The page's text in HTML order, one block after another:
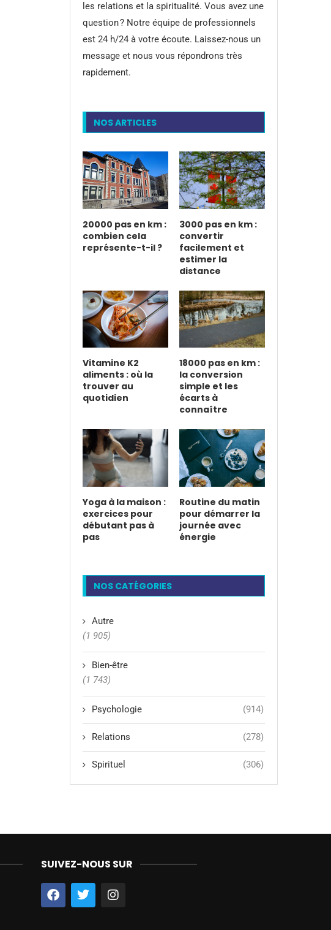
les relations et la spiritualité. Vous avez une
question ? Notre équipe de professionnels
est 24 h/24 à votre écoute. Laissez-nous un
message et nous vous répondrons très
rapidement.
NOS ARTICLES
20000 pas en km :
combien cela
représente-t-il ?
3000 pas en km :
convertir
facilement et
estimer la
distance
Vitamine K2
aliments : où la
trouver au
quotidien
18000 pas en km :
la conversion
simple et les
écarts à
connaître
Yoga à la maison :
exercices pour
débutant pas à
pas
Routine du matin
pour démarrer la
journée avec
énergie
NOS CATÉGORIES
Autre
(1 905)
Bien-être
(1 743)
Psychologie (914)
Relations (278)
Spirituel (306)
SUIVEZ-NOUS SUR